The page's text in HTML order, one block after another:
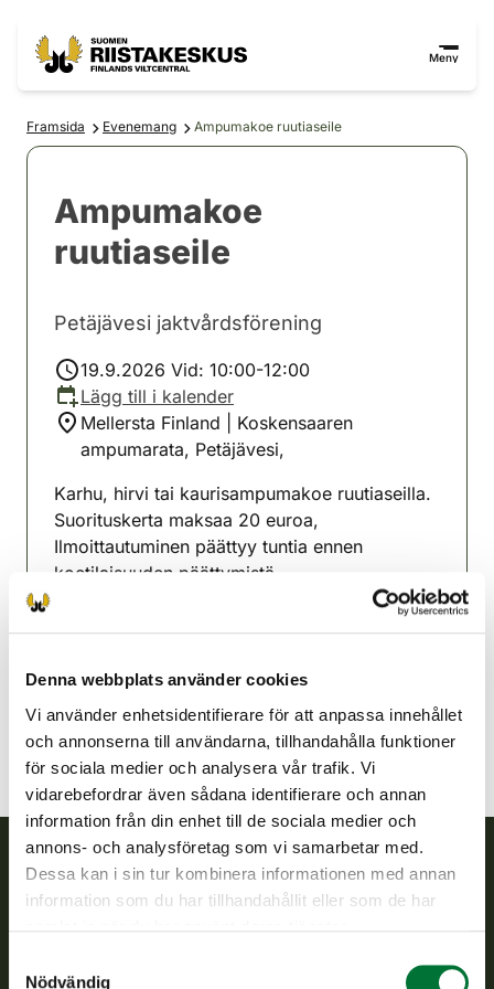
Denna webbplats använder cookies
Vi använder enhetsidentifierare för att anpassa innehållet
och annonserna till användarna, tillhandahålla funktioner
för sociala medier och analysera vår trafik. Vi
vidarebefordrar även sådana identifierare och annan
information från din enhet till de sociala medier och
annons- och analysföretag som vi samarbetar med.
Dessa kan i sin tur kombinera informationen med annan
information som du har tillhandahållit eller som de har
Nödvändig
Meny
Framsida Evenemang Ampumakoe ruutiaseile
Ampumakoe
ruutiaseile
Petäjävesi jaktvårdsförening
19.9.2026 Vid: 10:00-12:00
Lägg till i kalender
Mellersta Finland | Koskensaaren
ampumarata, Petäjävesi,
Karhu, hirvi tai kaurisampumakoe ruutiaseilla.
Suorituskerta maksaa 20 euroa,
Ilmoittautuminen päättyy tuntia ennen
koetilaisuuden päättymistä.
0407749909
Finlands viltcentral
jaktvårdsföreningarnas verksamhet, ser till att viltpolitiken